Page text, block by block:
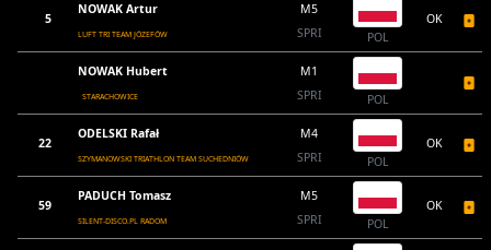
5
NOWAK Artur
LUFT TRI TEAM JÓZEFÓW
M5
SPRI
POL
OK
NOWAK Hubert
STARACHOWICE
M1
SPRI
POL
22
ODELSKI Rafał
SZYMANOWSKI TRIATHLON TEAM SUCHEDNIÓW
M4
SPRI
POL
OK
59
PADUCH Tomasz
SILENT-DISCO.PL RADOM
M5
SPRI
POL
OK